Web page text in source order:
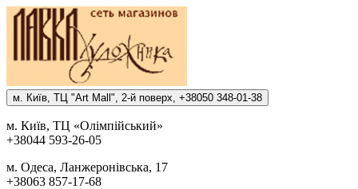
м. Киïв, ТЦ "Art Mall", 2-й поверх, +38050 348-01-38
м. Киïв, ТЦ «Олiмпiйський»
+38044 593-26-05
м. Одеса, Ланжеронiвська, 17
+38063 857-17-68